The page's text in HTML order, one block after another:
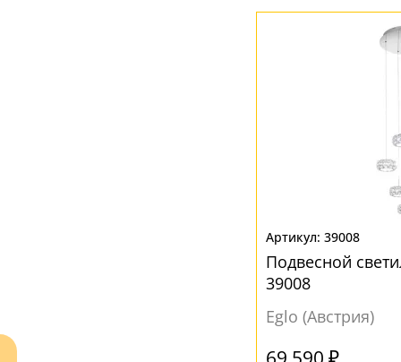
39008
Подвесной
39008
Eglo (Австрия)